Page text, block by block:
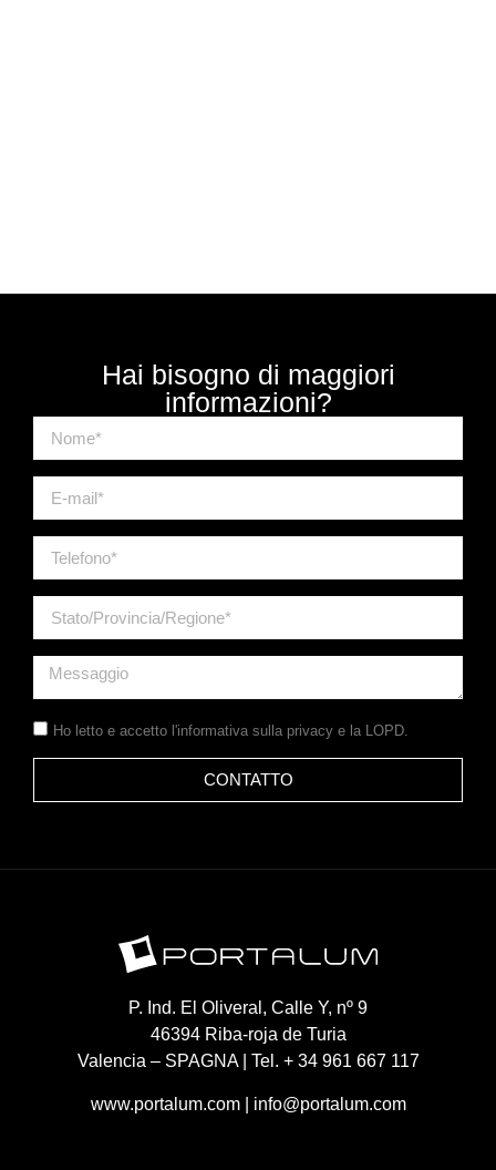
Hai bisogno di maggiori
informazioni?
Ho letto e accetto l'informativa sulla privacy e la LOPD.
CONTATTO
P. Ind. El Oliveral, Calle Y, nº 9
46394 Riba-roja de Turia
Valencia – SPAGNA | Tel. + 34 961 667 117
www.portalum.com| info@portalum.com